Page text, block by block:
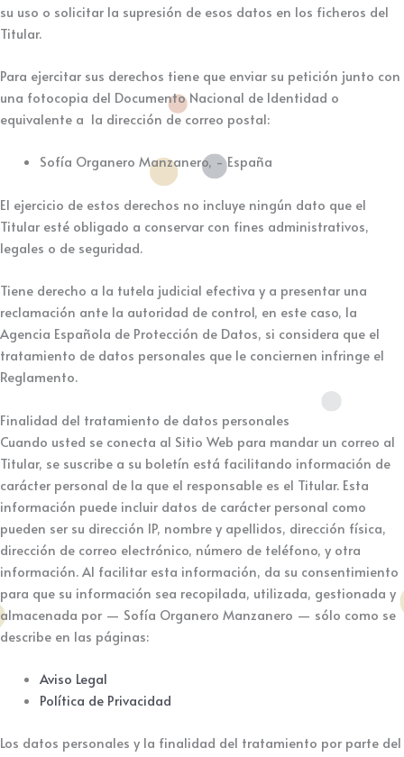
su uso o solicitar la supresión de esos datos en los ficheros del
Titular.
Para ejercitar sus derechos tiene que enviar su petición junto con
una fotocopia del Documento Nacional de Identidad o
equivalente a la dirección de correo postal:
Sofía Organero Manzanero, - España
El ejercicio de estos derechos no incluye ningún dato que el
Titular esté obligado a conservar con fines administrativos,
legales o de seguridad.
Tiene derecho a la tutela judicial efectiva y a presentar una
reclamación ante la autoridad de control, en este caso, la
Agencia Española de Protección de Datos, si considera que el
tratamiento de datos personales que le conciernen infringe el
Reglamento.
Finalidad del tratamiento de datos personales
Cuando usted se conecta al Sitio Web para mandar un correo al
Titular, se suscribe a su boletín está facilitando información de
carácter personal de la que el responsable es el Titular. Esta
información puede incluir datos de carácter personal como
pueden ser su dirección IP, nombre y apellidos, dirección física,
dirección de correo electrónico, número de teléfono, y otra
información. Al facilitar esta información, da su consentimiento
para que su información sea recopilada, utilizada, gestionada y
almacenada por — Sofía Organero Manzanero — sólo como se
describe en las páginas:
Aviso Legal
Política de Privacidad
Los datos personales y la finalidad del tratamiento por parte del